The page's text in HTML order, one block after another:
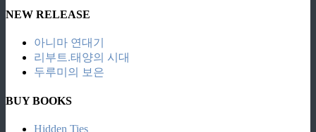
NEW RELEASE
아니마 연대기
리부트.태양의 시대
두루미의 보은
BUY BOOKS
Hidden Ties